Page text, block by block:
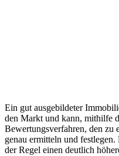
Ein gut ausgebildeter
den Markt und kann, mithilfe
Bewertungsverfahren, den zu
genau ermitteln und
der Regel einen deutlich